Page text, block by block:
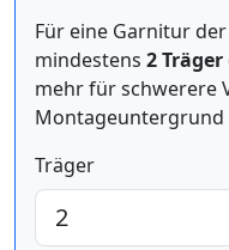
Für eine Garnitur der
mindestens 2 Träger
mehr für schwerere
Träger